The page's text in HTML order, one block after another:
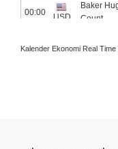
Kalender Ekonomi Real